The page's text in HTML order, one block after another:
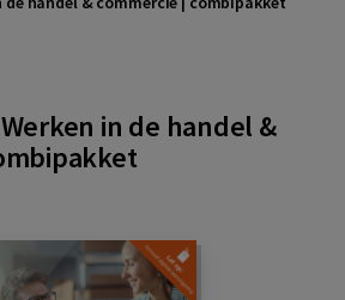
in de handel &